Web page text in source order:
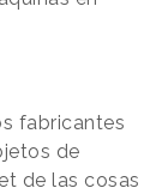
fabricantes
de
de las cosas